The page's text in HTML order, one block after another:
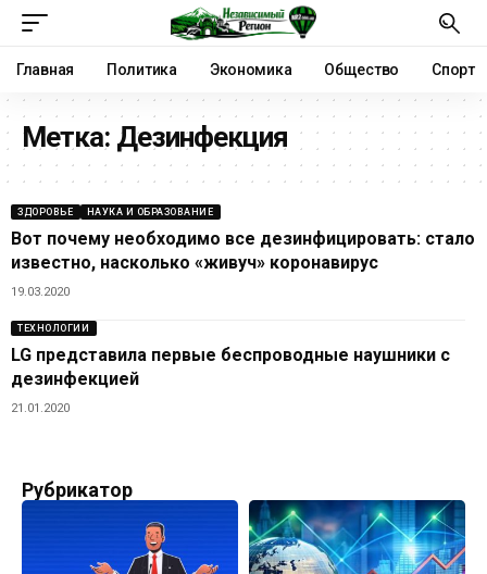
Главная Политика Экономика Общество Спорт
Метка: Дезинфекция
ЗДОРОВЬЕ НАУКА И ОБРАЗОВАНИЕ
Вот почему необходимо все дезинфицировать: стало
известно, насколько «живуч» коронавирус
19.03.2020
ТЕХНОЛОГИИ
LG представила первые беспроводные наушники с
дезинфекцией
21.01.2020
Рубрикатор